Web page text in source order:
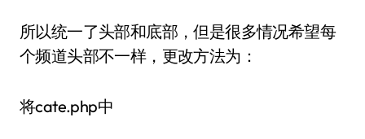
所以统一了头部和底部，但是很多情况希望每
个频道头部不一样，更改方法为：
将cate.php中